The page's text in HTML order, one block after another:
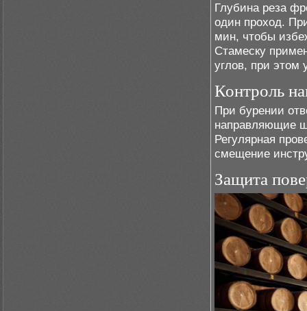
Глубина реза
один проход.
мин, чтобы
Стамеску
углов, при этом
Контроль
При бурении
направляющие
Регулярная
смещение
Защита